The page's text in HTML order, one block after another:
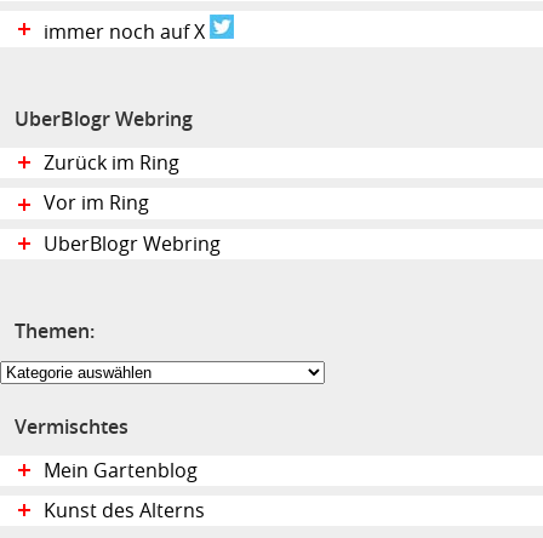
immer noch auf X
UberBlogr Webring
Zurück im Ring
Vor im Ring
UberBlogr Webring
Themen:
Themen:
Vermischtes
Mein Gartenblog
Kunst des Alterns